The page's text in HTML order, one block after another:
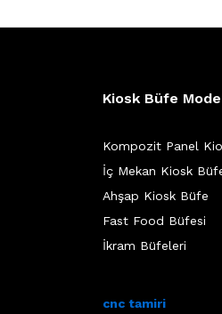
Kiosk Büfe
Kompozit Panel
İç Mekan Kiosk
Ahşap Kiosk Büfe
Fast Food Büfesi
İkram Büfeleri
cnc tamiri